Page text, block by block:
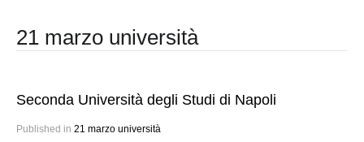
21 marzo università
Seconda Università degli Studi di Napoli
Published in 21 marzo università